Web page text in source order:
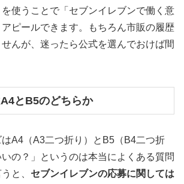
使うことで「セブンイレブンで働く意
ピールできます。もちろん市販の履歴
んが、迷ったら公式を選んでおけば間
とB5のどちらか
はA4（A3二つ折り）とB5（B4二つ折
の？」というのは本当によくある質問
と、 セブンイレブンの応募に関しては